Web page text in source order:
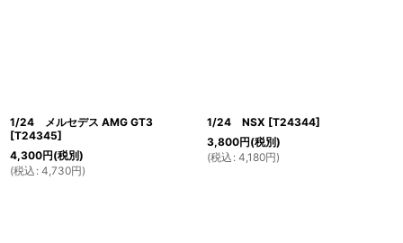
1/24 メルセデス AMG GT3
[T24345]
4,300円(税別)
(税込 : 4,730円)
1/24 NSX [T24344]
3,800円(税別)
(税込 : 4,180円)